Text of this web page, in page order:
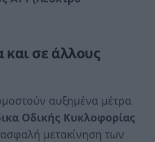
σε άλλους
αυξημένα μέτρα
Οδικής Κυκλοφορίας
μετακίνηση των